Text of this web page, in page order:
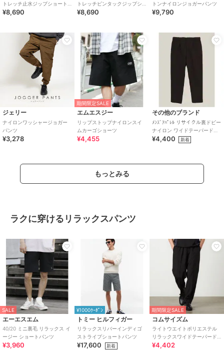
トレッチ止水ジップショート
パンツ
¥8,690
トレッチピンタックジップシ
ョートパンツ
¥8,690
トンナイロンジョガーパンツ
¥9,790
ジェリー
ナイロンワッシャージョガー
パンツ
¥3,278
期間限定SALE
エムエスジー
リップストップナイロンスイ
ムカーゴショーツ
¥4,455
その他のブランド
ﾒﾝｽﾞｱﾊﾟﾚﾙ リサイクル裏ドビー
ナイロン ワイドテーパードパ
ンツ MENS
¥4,400 新着
もっとみる
ラクに穿けるリラックスパンツ
SALE
エーエスエム
40/20 ミニ裏毛 リラックス イ
ージー ショートパンツ
¥3,960
¥1000ｸｰﾎﾟﾝ
トミー ヒルフィガー
リラックスリバーインディゴ
ストライプショートパンツ
¥17,600 新着
期間限定SALE
コムサイズム
ライトウエイトポリエステル
リラックスワイドテーパード
パンツ
¥4,402